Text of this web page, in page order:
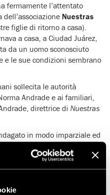
fermamente l’attentato
Nuestras
figlie di ritorno a casa).
a casa, a Ciudad Juárez,
da un uomo sconosciuto
e le sue condizioni sembrano
sollecita le autorità
Andrade e ai familiari,
direttrice di Nuestras
in modo imparziale ed
altri membri della
de Regreso a Casa.